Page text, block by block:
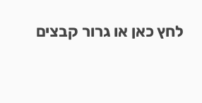
לחץ כאן או גרור קבצים